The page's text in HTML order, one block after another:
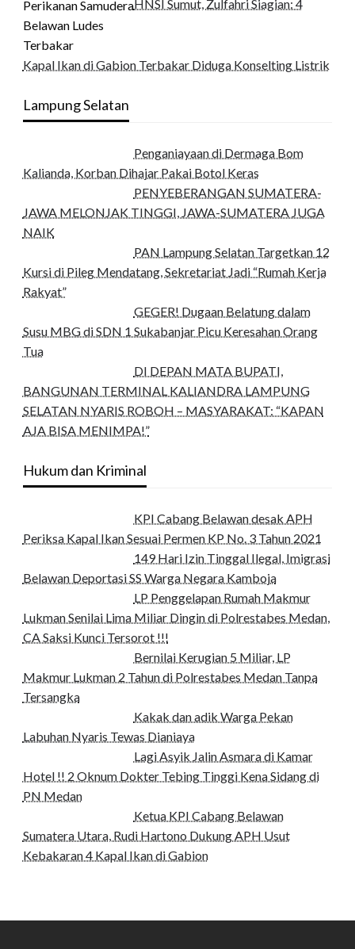
HNSI Sumut, Zulfahri Siagian: 4
Kapal Ikan di Gabion Terbakar Diduga Konselting Listrik
Lampung Selatan
Penganiayaan di Dermaga Bom
Kalianda, Korban Dihajar Pakai Botol Keras
PENYEBERANGAN SUMATERA-
JAWA MELONJAK TINGGI, JAWA-SUMATERA JUGA
NAIK
PAN Lampung Selatan Targetkan 12
Kursi di Pileg Mendatang, Sekretariat Jadi “Rumah Kerja
Rakyat”
GEGER! Dugaan Belatung dalam
Susu MBG di SDN 1 Sukabanjar Picu Keresahan Orang
Tua
DI DEPAN MATA BUPATI,
BANGUNAN TERMINAL KALIANDRA LAMPUNG
SELATAN NYARIS ROBOH – MASYARAKAT: “KAPAN
AJA BISA MENIMPA!”
Hukum dan Kriminal
KPI Cabang Belawan desak APH
Periksa Kapal Ikan Sesuai Permen KP No. 3 Tahun 2021
149 Hari Izin Tinggal Ilegal, Imigrasi
Belawan Deportasi SS Warga Negara Kamboja
LP Penggelapan Rumah Makmur
Lukman Senilai Lima Miliar Dingin di Polrestabes Medan,
CA Saksi Kunci Tersorot !!!
Bernilai Kerugian 5 Miliar, LP
Makmur Lukman 2 Tahun di Polrestabes Medan Tanpa
Tersangka
Kakak dan adik Warga Pekan
Labuhan Nyaris Tewas Dianiaya
Lagi Asyik Jalin Asmara di Kamar
Hotel !! 2 Oknum Dokter Tebing Tinggi Kena Sidang di
PN Medan
Ketua KPI Cabang Belawan
Sumatera Utara, Rudi Hartono Dukung APH Usut
Kebakaran 4 Kapal Ikan di Gabion